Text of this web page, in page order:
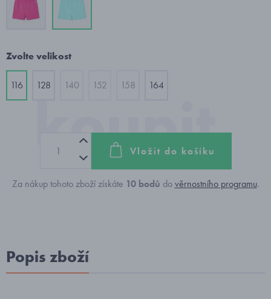
Zvolte velikost
116 128 140 152 158 164
Vložit do košíku
Za nákup tohoto zboží získáte 10bodů dověrnostního programu.
Popis zboží